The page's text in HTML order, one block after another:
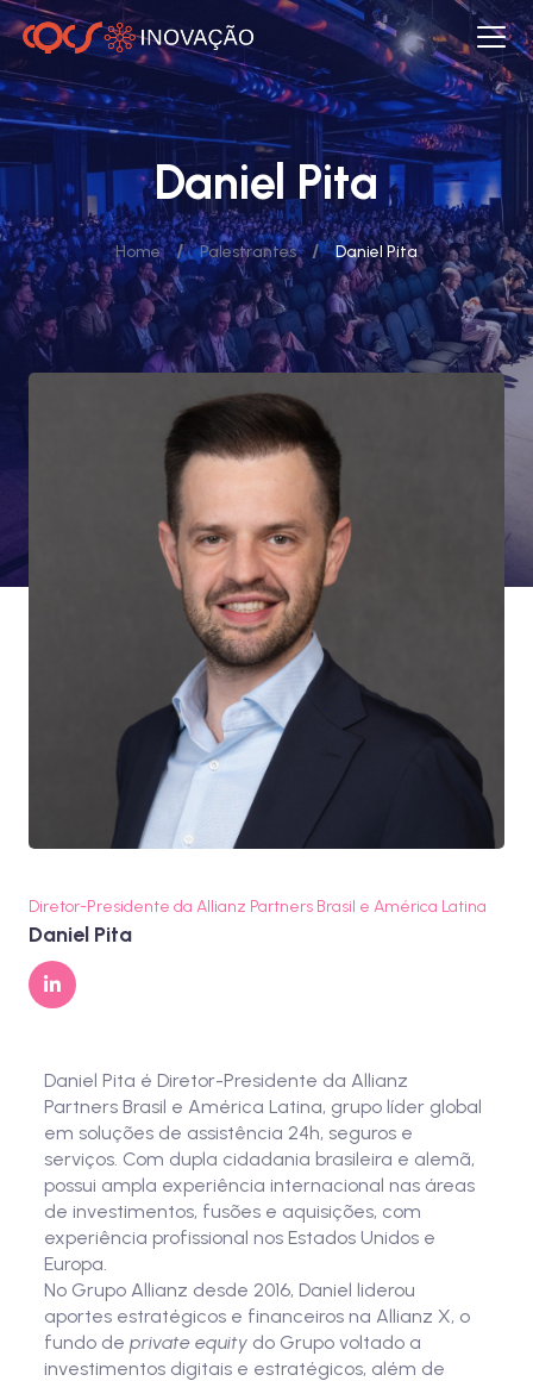
Daniel Pita
Home / Palestrantes / Daniel Pita
Diretor-Presidente da Allianz Partners Brasil e América Latina
Daniel Pita
Daniel Pita é Diretor-Presidente da Allianz
Partners Brasil e América Latina, grupo líder global
em soluções de assistência 24h, seguros e
serviços. Com dupla cidadania brasileira e alemã,
possui ampla experiência internacional nas áreas
de investimentos, fusões e aquisições, com
experiência profissional nos Estados Unidos e
Europa.
No Grupo Allianz desde 2016, Daniel liderou
aportes estratégicos e financeiros na Allianz X, o
fundo deprivate equity do Grupo voltado a
investimentos digitais e estratégicos, além de